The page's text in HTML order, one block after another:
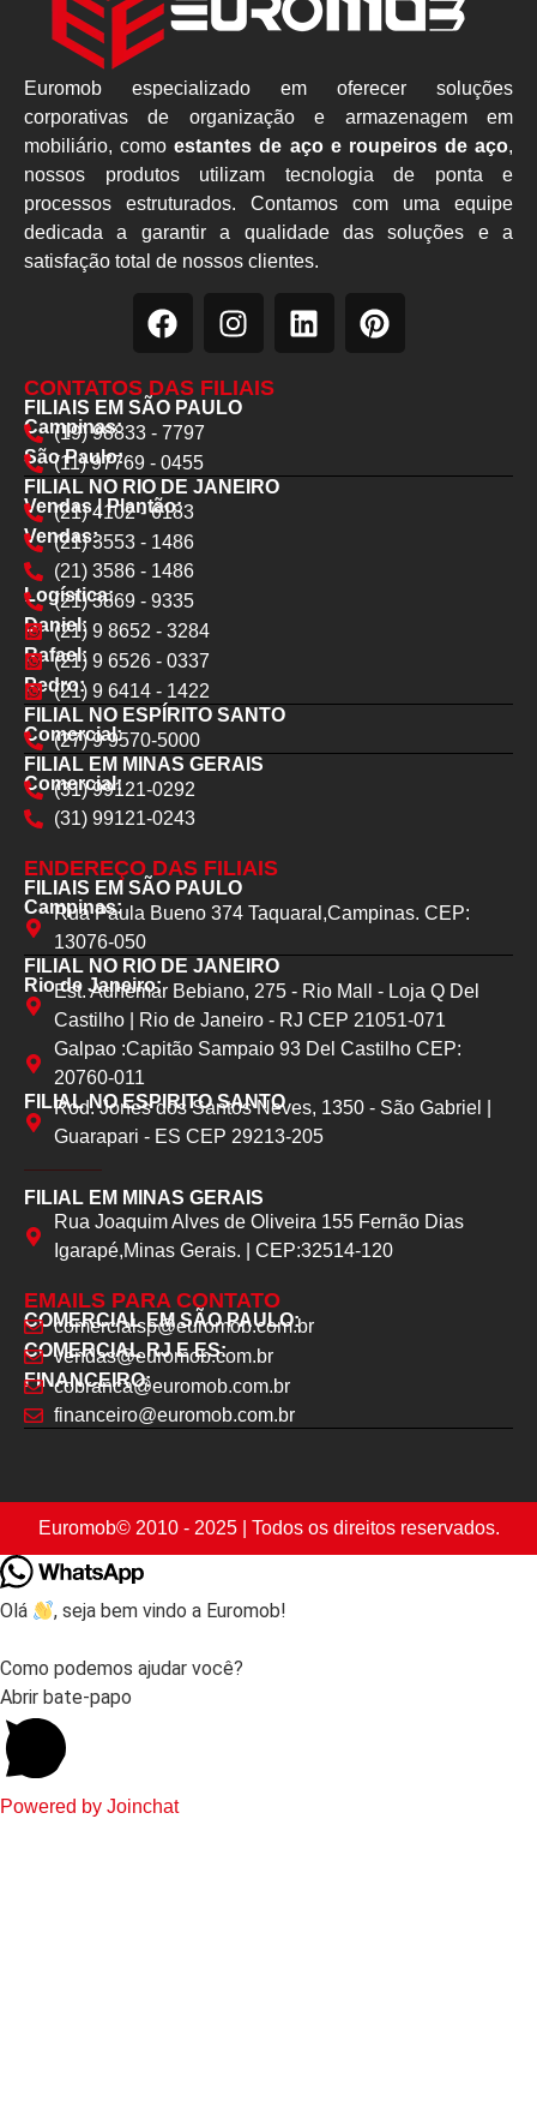
Euromob especializado em oferecer soluções
corporativas de organização e armazenagem em
mobiliário, comoestantes de aço e roupeiros de aço,
nossos produtos utilizam tecnologia de ponta e
processos estruturados. Contamos com uma equipe
dedicada a garantir a qualidade das soluções e a
satisfação total de nossos clientes.
CONTATOS DAS FILIAIS
FILIAIS EM SÃO PAULO
Campinas:
(19) 98833 - 7797
São Paulo:
(11) 97769 - 0455
FILIAL NO RIO DE JANEIRO
Vendas | Plantão:
(21) 4102 - 6183
Vendas:
(21) 3553 - 1486
(21) 3586 - 1486
Logística:
(21) 3869 - 9335
Daniel:(21) 9 8652 - 3284
Rafael:(21) 9 6526 - 0337
Pedro:(21) 9 6414 - 1422
FILIAL NO ESPÍRITO SANTO
Comercial:
(27) 9 9570-5000
FILIAL EM MINAS GERAIS
Comercial:
(31) 99121-0292
(31) 99121-0243
ENDEREÇO DAS FILIAIS
FILIAIS EM SÃO PAULO
Campinas:
Rua Paula Bueno 374 Taquaral,Campinas. CEP:
13076-050
FILIAL NO RIO DE JANEIRO
Rio de Janeiro:
Est. Adhemar Bebiano, 275 - Rio Mall - Loja Q Del
Castilho | Rio de Janeiro - RJ CEP 21051-071
Galpao :Capitão Sampaio 93 Del Castilho CEP:
20760-011
FILIAL NO ESPIRITO SANTO
Rod. Jones dos Santos Neves, 1350 - São Gabriel |
Guarapari - ES CEP 29213-205
FILIAL EM MINAS GERAIS
Rua Joaquim Alves de Oliveira 155 Fernão Dias
Igarapé,Minas Gerais. | CEP:32514-120
EMAILS PARA CONTATO
COMERCIAL EM SÃO PAULO:
comercialsp@euromob.com.br
COMERCIAL RJ E ES:
vendas@euromob.com.br
FINANCEIRO:
cobranca@euromob.com.br
financeiro@euromob.com.br
Euromob© 2010 - 2025 | Todos os direitos reservados.
Olá , seja bem vindo a Euromob!
Como podemos ajudar você?
Abrir bate-papo
Powered by Joinchat